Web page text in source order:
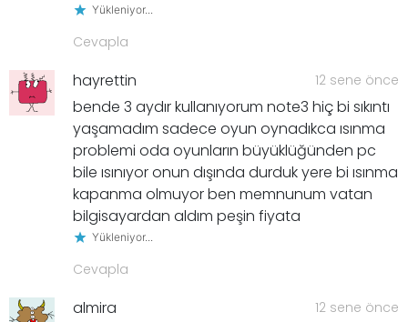
Yükleniyor...
Cevapla
hayrettin 12 sene önce
bende 3 aydır kullanıyorum note3 hiç bi sıkıntı
yaşamadım sadece oyun oynadıkca ısınma
problemi oda oyunların büyüklüğünden pc
bile ısınıyor onun dışında durduk yere bi ısınma
kapanma olmuyor ben memnunum vatan
bilgisayardan aldım peşin fiyata
Yükleniyor...
Cevapla
almira 12 sene önce